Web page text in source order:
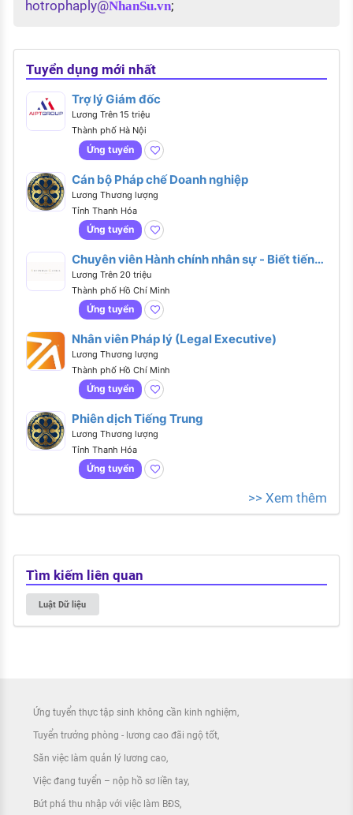
hotrophaply@NhanSu.vn;
Tuyển dụng mới nhất
Trợ lý Giám đốc
Lương Trên 15 triệu
Thành phố Hà Nội
Ứng tuyển
Cán bộ Pháp chế Doanh nghiệp
Lương Thương lượng
Tỉnh Thanh Hóa
Ứng tuyển
Chuyên viên Hành chính nhân sự - Biết tiếng
Anh hoặc tiếng Trung
Lương Trên 20 triệu
Thành phố Hồ Chí Minh
Ứng tuyển
Nhân viên Pháp lý (Legal Executive)
Lương Thương lượng
Thành phố Hồ Chí Minh
Ứng tuyển
Phiên dịch Tiếng Trung
Lương Thương lượng
Tỉnh Thanh Hóa
Ứng tuyển
>> Xem thêm
Tìm kiếm liên quan
Luật Dữ liệu
Ứng tuyển thực tập sinh không cần kinh nghiệm
Tuyển trưởng phòng - lương cao đãi ngộ tốt
Săn việc làm quản lý lương cao
Việc đang tuyển – nộp hồ sơ liền tay
Bứt phá thu nhập với việc làm BĐS